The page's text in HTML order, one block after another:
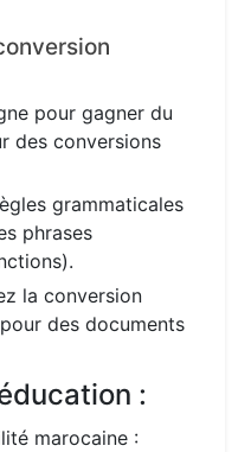
pour gagner du
des conversions
grammaticales
phrases
la conversion
des documents
:
marocaine :